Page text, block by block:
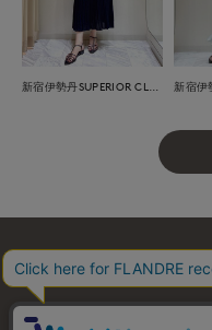
お問い合わせ 利用規約